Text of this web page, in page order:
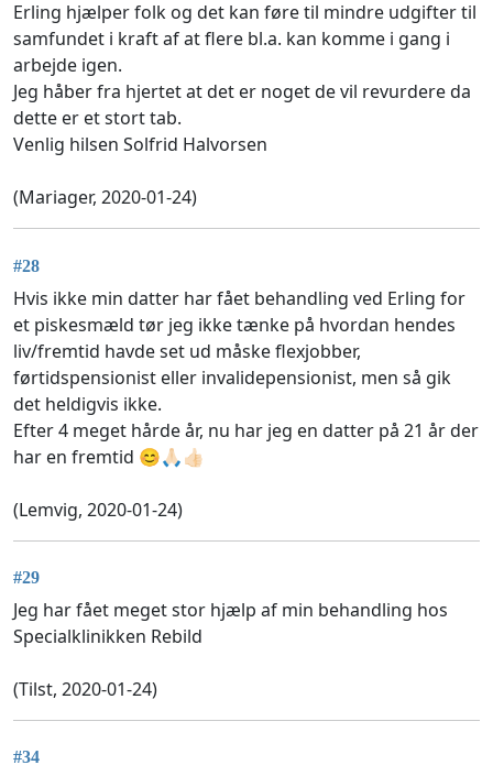
Erling hjælper folk og det kan føre til mindre udgifter til
samfundet i kraft af at flere bl.a. kan komme i gang i
arbejde igen.
Jeg håber fra hjertet at det er noget de vil revurdere da
dette er et stort tab.
Venlig hilsen Solfrid Halvorsen
(Mariager, 2020-01-24)
#28
Hvis ikke min datter har fået behandling ved Erling for
et piskesmæld tør jeg ikke tænke på hvordan hendes
liv/fremtid havde set ud måske flexjobber,
førtidspensionist eller invalidepensionist, men så gik
det heldigvis ikke.
Efter 4 meget hårde år, nu har jeg en datter på 21 år der
har en fremtid 😊🙏🏻👍🏻
(Lemvig, 2020-01-24)
#29
Jeg har fået meget stor hjælp af min behandling hos
Specialklinikken Rebild
(Tilst, 2020-01-24)
#34